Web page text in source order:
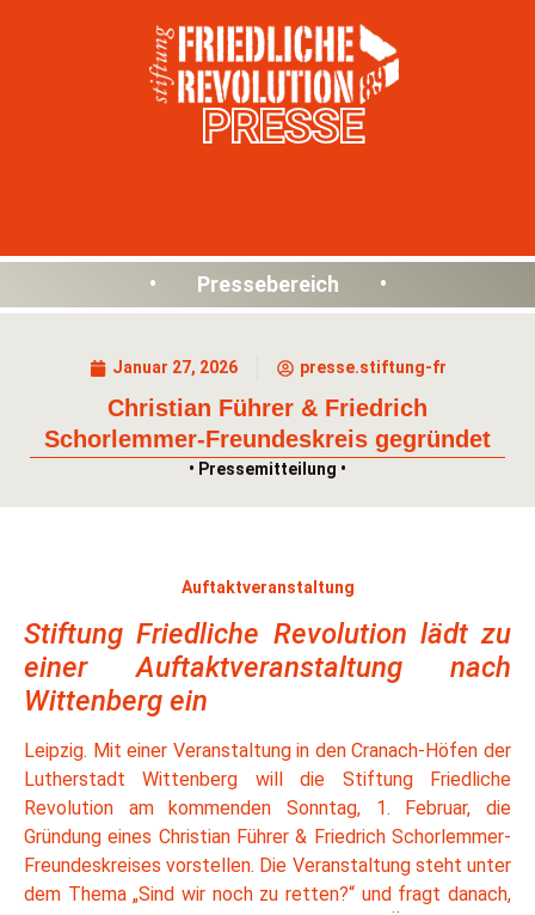
PRESSE
• Pressebereich •
Januar 27, 2026 presse.stiftung-fr
Christian Führer & Friedrich
Schorlemmer-Freundeskreis gegründet
• Pressemitteilung •
Auftaktveranstaltung
Stiftung Friedliche Revolution lädt zu
einer Auftaktveranstaltung nach
Wittenberg ein
Leipzig. Mit einer Veranstaltung in den Cranach-Höfen der
Lutherstadt Wittenberg will die Stiftung Friedliche
Revolution am kommenden Sonntag, 1. Februar, die
Gründung eines Christian Führer & Friedrich Schorlemmer-
Freundeskreises vorstellen. Die Veranstaltung steht unter
dem Thema „Sind wir noch zu retten?“ und fragt danach,